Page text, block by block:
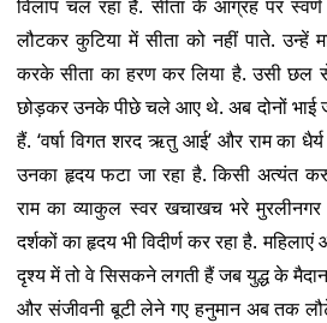
विलाप चल रहा है. सीता के आग्रह पर
लौटकर कुटिया में सीता को नहीं पाते. उन्हें
करके सीता का हरण कर लिया है. उसी छल
छोड़कर उनके पीछे चले आए थे. अब दोनों भाई
हैं. ‘वर्षा विगत शरद ऋतु आई’ और राम का धैर्य
उनका हृदय फटा जा रहा है. किसी अत्यंत
राम का व्याकुल स्वर खचाखच भरे
दर्शकों का हृदय भी विदीर्ण कर रहा है.
दृश्य में तो वे सिसकने लगती हैं जब युद्ध के
और संजीवनी बूटी लेने गए हनुमान अब तक